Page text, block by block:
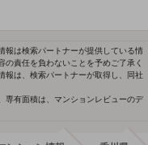
報は検索パートナーが提供している情
責任を負わないことを予めご了承く
報は、検索パートナーが取得し、同社
専有面積は、マンションレビューのデ